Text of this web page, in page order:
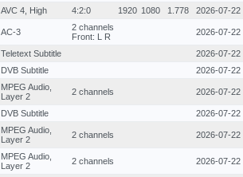
AVC 4, High 4:2:0 1920 1080 1.778 2026-07-22
AC-3
2 channels
Front: L R
2026-07-22
Teletext Subtitle
2026-07-22
DVB Subtitle 2026-07-22
MPEG Audio,
Layer 2
2 channels 2026-07-22
DVB Subtitle 2026-07-22
MPEG Audio,
Layer 2
2 channels 2026-07-22
MPEG Audio,
Layer 2
2 channels 2026-07-22